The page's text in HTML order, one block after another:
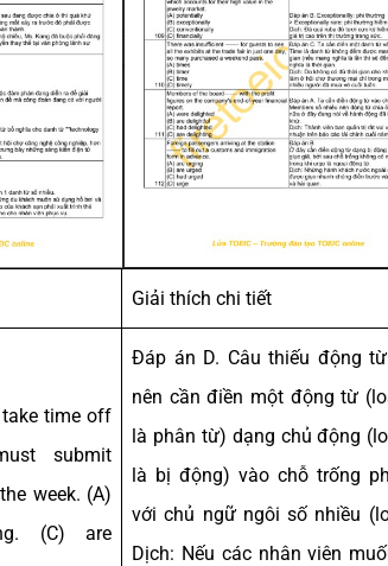
Giải thích chi tiết
take time off
submit
week. (A)
(C) are
Đáp án D. Câu thiếu động
nên cần điền một động từ
là phân từ) dạng chủ động
là bị động) vào chỗ trống
với chủ ngữ ngôi số nhiều
Dịch: Nếu các nhân viên